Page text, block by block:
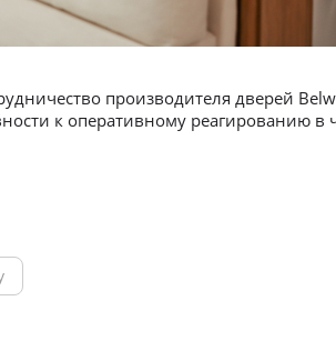
производителя дверей
к оперативному реагированию в